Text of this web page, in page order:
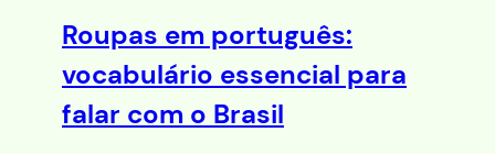
Roupas em português:
vocabulário essencial para
falar com o Brasil